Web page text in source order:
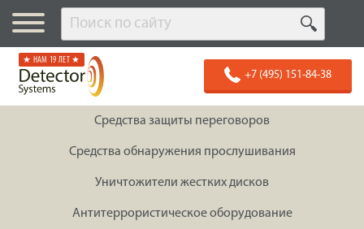
★ НАМ 19 ЛЕТ ★
+7 (495) 151-84-38
Средства защиты переговоров
Средства обнаружения прослушивания
Уничтожители жестких дисков
Антитеррористическое оборудование